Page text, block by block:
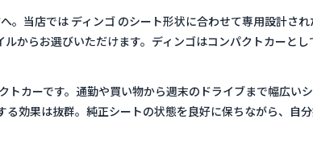
。当店では ディンゴ のシート形状に合わせて専用設計さ
からお選びいただけます。ディンゴはコンパクトカーと
トカーです。通勤や買い物から週末のドライブまで幅広い
る効果は抜群。純正シートの状態を良好に保ちながら、自